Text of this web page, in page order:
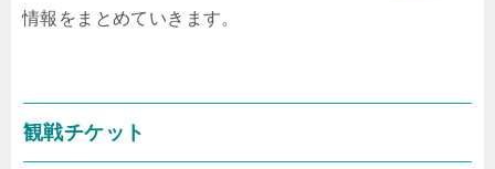
情報をまとめていきます。
観戦チケット